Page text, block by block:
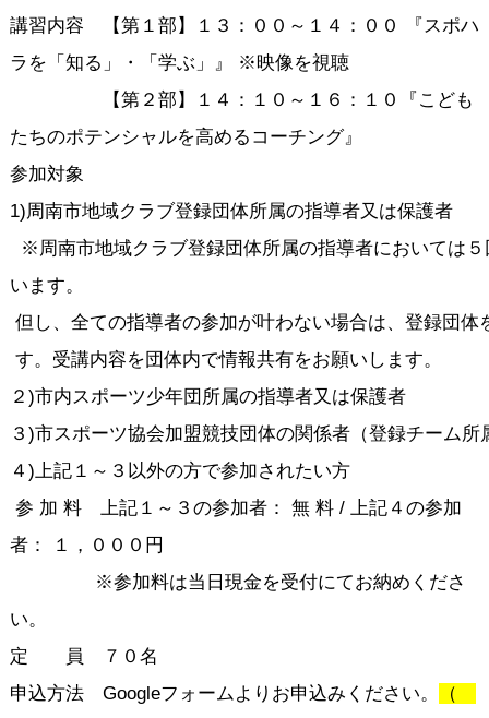
講習内容 【第１部】１３：００～１４：００ 『スポハ
ラを「知る」・「学ぶ」』 ※映像を視聴
【第２部】１４：１０～１６：１０『こども
たちのポテンシャルを高めるコーチング』
参加対象
1)周南市地域クラブ登録団体所属の指導者又は保護者
※周南市地域クラブ登録団体所属の指導者においては
います。
但し、全ての指導者の参加が叶わない場合は、登録団体
す。受講内容を団体内で情報共有をお願いします。
２)市内スポーツ少年団所属の指導者又は保護者
３)市スポーツ協会加盟競技団体の関係者（登録チーム
４)上記１～３以外の方で参加されたい方
参 加 料 上記１～３の参加者： 無 料 / 上記４の参加
者： １，０００円
※参加料は当日現金を受付にてお納めくださ
い。
定 員 ７０名
申込方法 Googleフォームよりお申込みください。
（